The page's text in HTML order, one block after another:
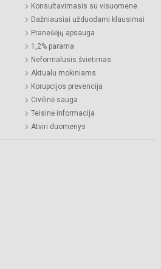
Konsultavimasis su visuomene
Dažniausiai užduodami klausimai
Pranešėjų apsauga
1,2% parama
Neformalusis švietimas
Aktualu mokiniams
Korupcijos prevencija
Civilinė sauga
Teisinė informacija
Atviri duomenys